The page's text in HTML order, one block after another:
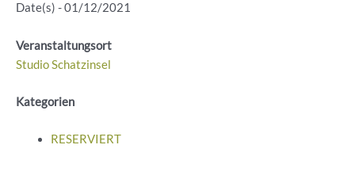
Date(s) - 01/12/2021
Veranstaltungsort
Studio Schatzinsel
Kategorien
RESERVIERT